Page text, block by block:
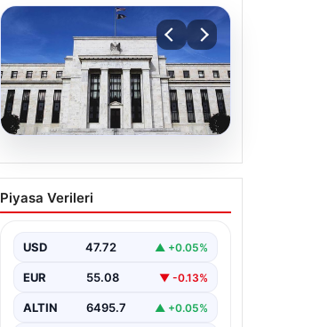
06.08.2026
Fed faizi sabit tuttu
Piyasa Verileri
USD 47.72 ▲ +0.05%
EUR 55.08 ▼ -0.13%
ALTIN 6495.7 ▲ +0.05%